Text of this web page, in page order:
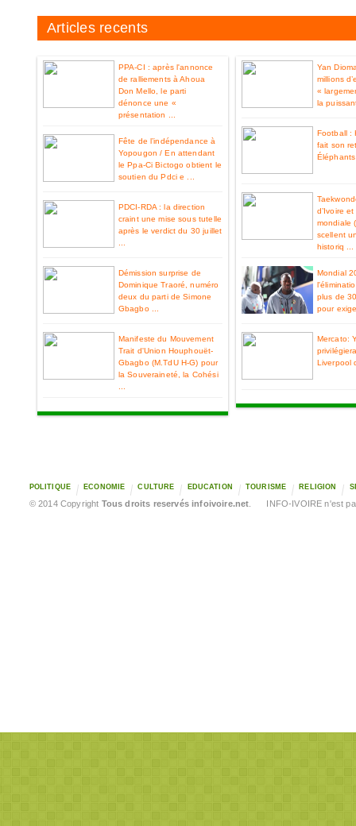
Articles recents
PPA-CI : après l'annonce
de ralliements à Ahoua
Don Mello, le parti
dénonce une «
présentation ...
Fête de l’indépendance à
Yopougon / En attendant
le Ppa-Ci Bictogo obtient le
soutien du Pdci e ...
PDCI-RDA : la direction
craint une mise sous tutelle
après le verdict du 30 juillet
Démission surprise de
Dominique Traoré, numéro
deux du parti de Simone
Gbagbo ...
Manifeste du Mouvement
Trait d'Union Houphouët-
Gbagbo (M.TdU H-G) pour
la Souveraineté, la Cohési
Yan
millions
«
la
Football :
fait son
d’Ivoire
mondiale
scellent
historiq ...
Mondial
plus de
pour
Mercato:
Liverpool
POLITIQUE ECONOMIE CULTURE EDUCATION TOURISME RELIGION
© 2014 Copyright Tous droits reservés infoivoire.net . INFO-IVOIRE n'est